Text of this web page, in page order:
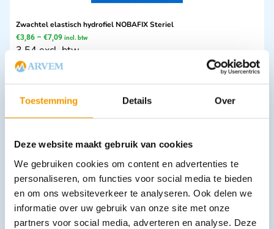
Toestemming Details Over
Deze website maakt gebruik van cookies
We gebruiken cookies om content en advertenties te
personaliseren, om functies voor social media te bieden
en om ons websiteverkeer te analyseren. Ook delen we
informatie over uw gebruik van onze site met onze
partners voor social media, adverteren en analyse. Deze
Zwachtel elastisch hydrofiel NOBAFIX Steriel
€3,86 – €7,09 incl. btw
3.54 excl. btw
Gynaecologische tampons Niet Steriel afmeting 5mx6cm in doos 150